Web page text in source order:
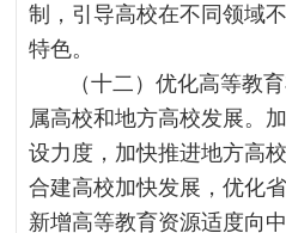
制，引导高校在不同领域
特色。
（十二）优化高等教
属高校和地方高校发展。
设力度，加快推进地方高
合建高校加快发展，优化
新增高等教育资源适度向